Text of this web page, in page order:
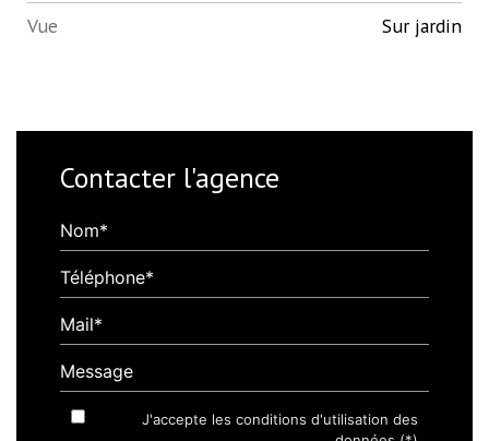
Vue Sur jardin
Contacter l'agence
Nom*
Téléphone*
Mail*
Message
J'accepte les conditions d'utilisation des